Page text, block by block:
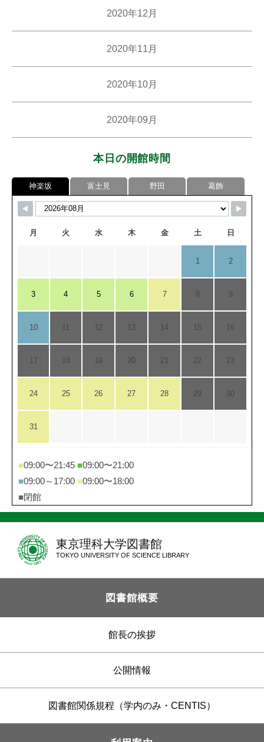
2020年12月
2020年11月
2020年10月
2020年09月
本日の開館時間
神楽坂 富士見 野田 葛飾
月 火 水 木 金 土 日
1 2
3 4 5 6 7 8 9
10 11 12 13 14 15 16
17 18 19 20 21 22 23
24 25 26 27 28 29 30
31
■09:00〜21:45 ■09:00〜21:00
■09:00～17:00 ■09:00〜18:00
■閉館
東京理科大学図書館
TOKYO UNIVERSITY OF SCIENCE LIBRARY
図書館概要
館長の挨拶
公開情報
図書館関係規程（学内のみ・CENTIS）